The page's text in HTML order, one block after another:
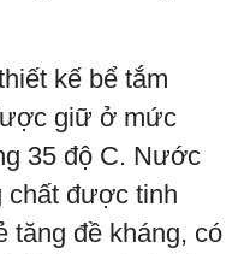
kế bể tắm
giữ ở mức
35 độ C. Nước
chất được tinh
tăng đề kháng, có